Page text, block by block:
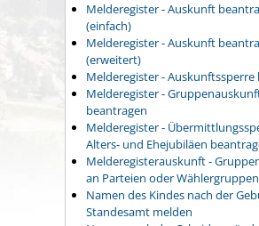
Melderegister - Auskunft
(einfach)
Melderegister - Auskunft
(erweitert)
Melderegister - Auskunftssperre
Melderegister -
beantragen
Melderegister -
Alters- und Ehejubiläen
Melderegisterauskunft -
an Parteien oder
Namen des Kindes nach der
Standesamt melden